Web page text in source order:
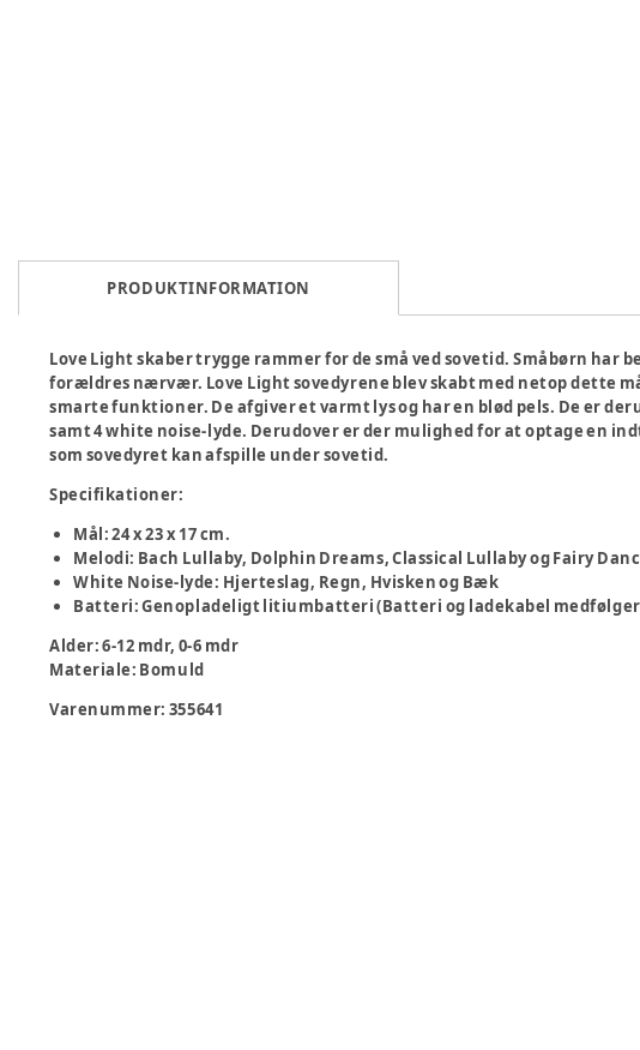
PRODUKTINFORMATION
Love Light skaber trygge rammer for de små ved sovetid. Småbørn har
forældres nærvær. Love Light sovedyrene blev skabt med netop dette
smarte funktioner. De afgiver et varmt lys og har en blød pels. De er
samt 4 white noise-lyde. Derudover er der mulighed for at optage en
som sovedyret kan afspille under sovetid.
Specifikationer:
Mål: 24 x 23 x 17 cm.
Melodi: Bach Lullaby, Dolphin Dreams, Classical Lullaby og Fairy
White Noise-lyde: Hjerteslag, Regn, Hvisken og Bæk
Batteri: Genopladeligt litiumbatteri (Batteri og ladekabel
Alder:6-12 mdr, 0-6 mdr
Materiale: Bomuld
Varenummer: 355641